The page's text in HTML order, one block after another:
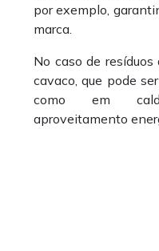
por exemplo,
marca.
No caso de
cavaco, que pode
como em
aproveitamento